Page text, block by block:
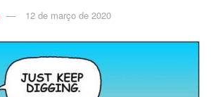
12 de março de 2020